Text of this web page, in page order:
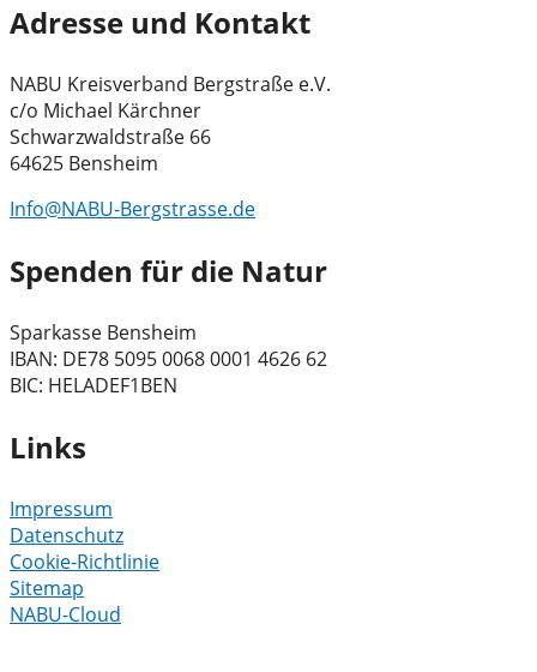
Adresse und Kontakt
NABU Kreisverband Bergstraße e.V.
c/o Michael Kärchner
Schwarzwaldstraße 66
64625 Bensheim
Info@NABU-Bergstrasse.de
Spenden für die Natur
Sparkasse Bensheim
IBAN: DE78 5095 0068 0001 4626 62
BIC: HELADEF1BEN
Links
Impressum
Datenschutz
Cookie-Richtlinie
Sitemap
NABU-Cloud